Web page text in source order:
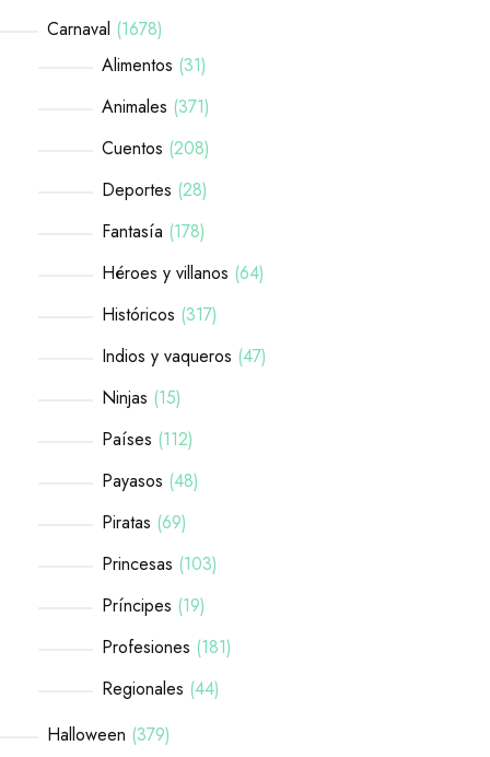
Carnaval 1678
Alimentos 31
Animales 371
Cuentos 208
Deportes 28
Fantasía 178
Héroes y villanos 64
Históricos 317
Indios y vaqueros 47
Ninjas 15
Países 112
Payasos 48
Piratas 69
Princesas 103
Príncipes 19
Profesiones 181
Regionales 44
Halloween 379